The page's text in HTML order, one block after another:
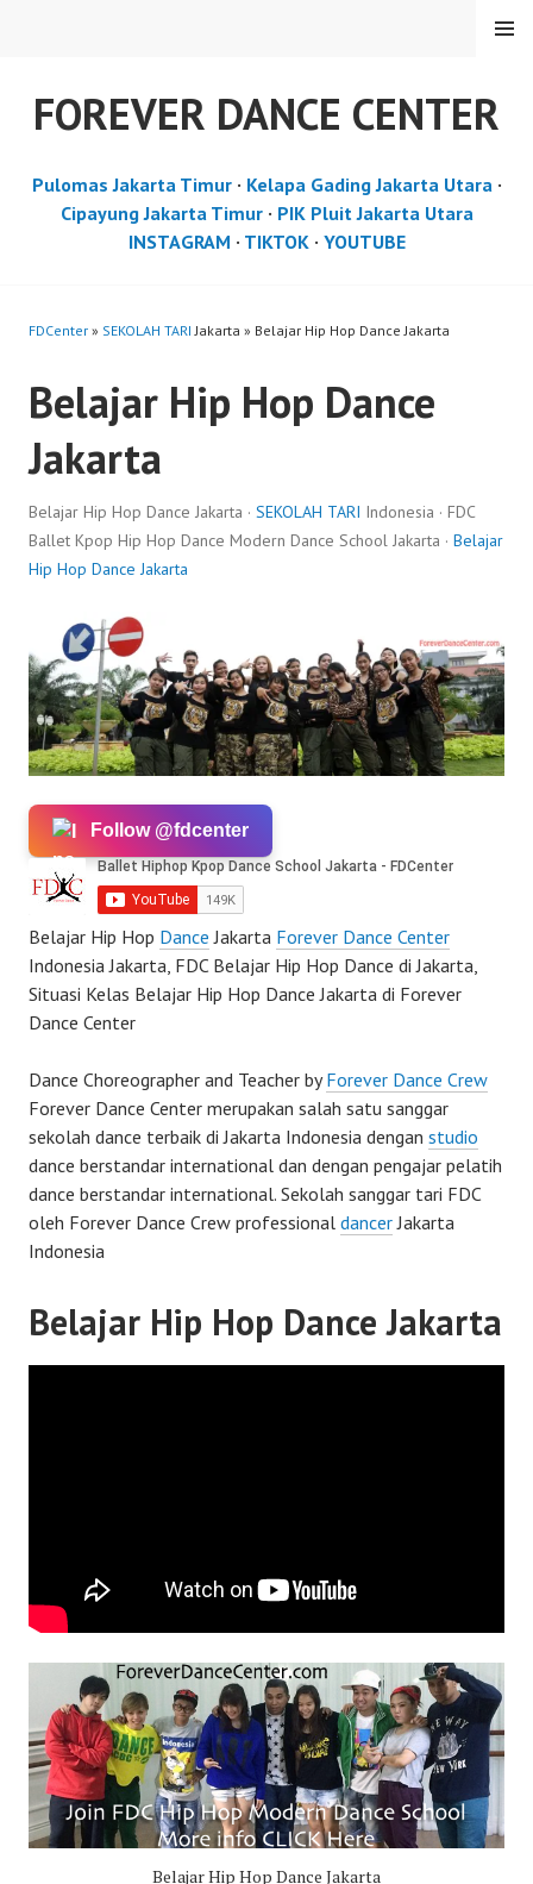
FOREVER DANCE CENTER
MENU
Pulomas Jakarta Timur· Kelapa Gading Jakarta Utara·
Cipayung Jakarta Timur· PIK Pluit Jakarta Utara
INSTAGRAM · TIKTOK· YOUTUBE
FDCenter » SEKOLAH TARI Jakarta » Belajar Hip Hop Dance Jakarta
Belajar Hip Hop Dance
Jakarta
Belajar Hip Hop Dance Jakarta · SEKOLAH TARI Indonesia · FDC
Ballet Kpop Hip Hop Dance Modern Dance School Jakarta · Belajar
Hip Hop Dance Jakarta
Follow @fdcenter
Belajar Hip Hop Dance Jakarta Forever Dance Center
Indonesia Jakarta, FDC Belajar Hip Hop Dance di Jakarta,
Situasi Kelas Belajar Hip Hop Dance Jakarta di Forever
Dance Center
Dance Choreographer and Teacher byForever Dance Crew
Forever Dance Center merupakan salah satu sanggar
sekolah dance terbaik di Jakarta Indonesia dengan studio
dance berstandar international dan dengan pengajar pelatih
dance berstandar international. Sekolah sanggar tari FDC
oleh Forever Dance Crew professional dancerJakarta
Indonesia
Belajar Hip Hop Dance Jakarta
Belajar Hip Hop Dance Jakarta